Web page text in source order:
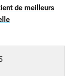
de meilleurs